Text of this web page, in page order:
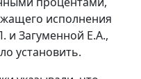
исполнения
и Загуменной Е.А.,
установить.